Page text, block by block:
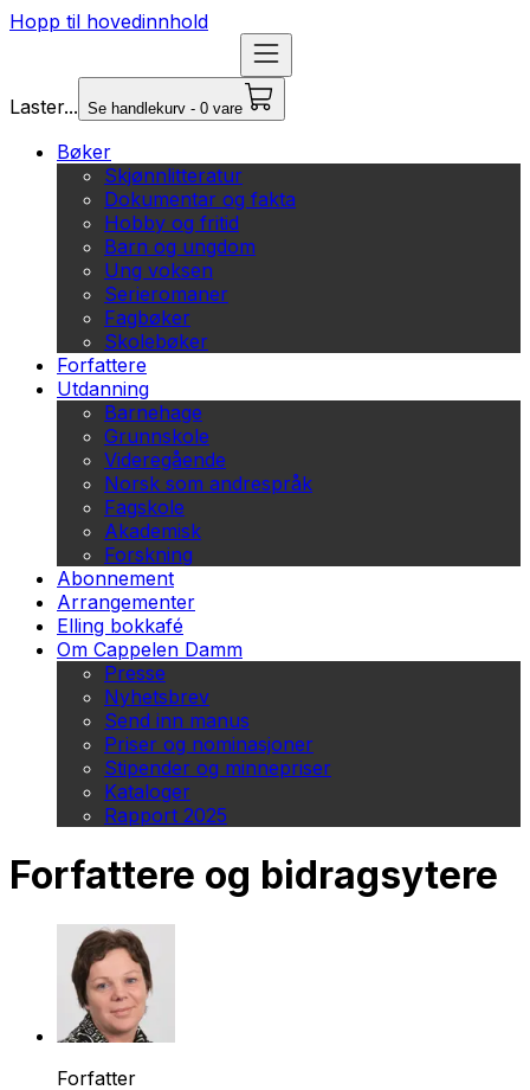
Hopp til hovedinnhold
Laster... Se handlekurv - 0 vare
Bøker
Skjønnlitteratur
Dokumentar og fakta
Hobby og fritid
Barn og ungdom
Ung voksen
Serieromaner
Fagbøker
Skolebøker
Forfattere
Utdanning
Barnehage
Grunnskole
Videregående
Norsk som andrespråk
Fagskole
Akademisk
Forskning
Abonnement
Arrangementer
Elling bokkafé
Om Cappelen Damm
Presse
Nyhetsbrev
Send inn manus
Priser og nominasjoner
Stipender og minnepriser
Kataloger
Rapport 2025
Forfattere og bidragsytere
Forfatter